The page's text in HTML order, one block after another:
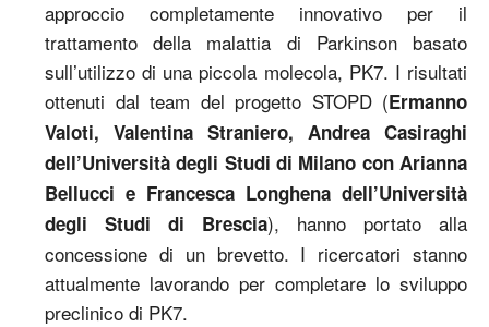
approccio completamente innovativo per il
trattamento della malattia di Parkinson basato
sull’utilizzo di una piccola molecola, PK7. I risultati
ottenuti dal team del progetto STOPD (Ermanno
Valoti, Valentina Straniero, Andrea Casiraghi
dell’Università degli Studi di Milano con Arianna
Bellucci e Francesca Longhena dell’Università
degli Studi di Brescia), hanno portato alla
concessione di un brevetto. I ricercatori stanno
attualmente lavorando per completare lo sviluppo
preclinico di PK7.